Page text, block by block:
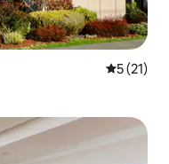
5 de uma
5 (21)